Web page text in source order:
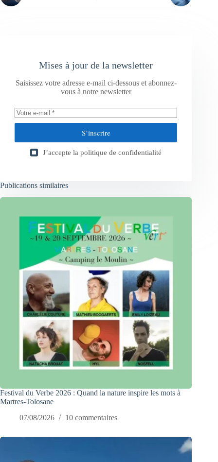
Mises à jour de la newsletter
Saisissez votre adresse e-mail ci-dessous et abonnez-
vous à notre newsletter
S’inscrire
J’accepte la politique de confidentialité
Publications similaires
Festival du Verbe 2026 : Quand la nature inspire les mots à
Martres-Tolosane
07/08/2026
10 commentaires